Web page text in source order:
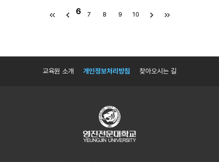
6 7 8 9 10
교육원 소개 개인정보처리방침 찾아오시는 길